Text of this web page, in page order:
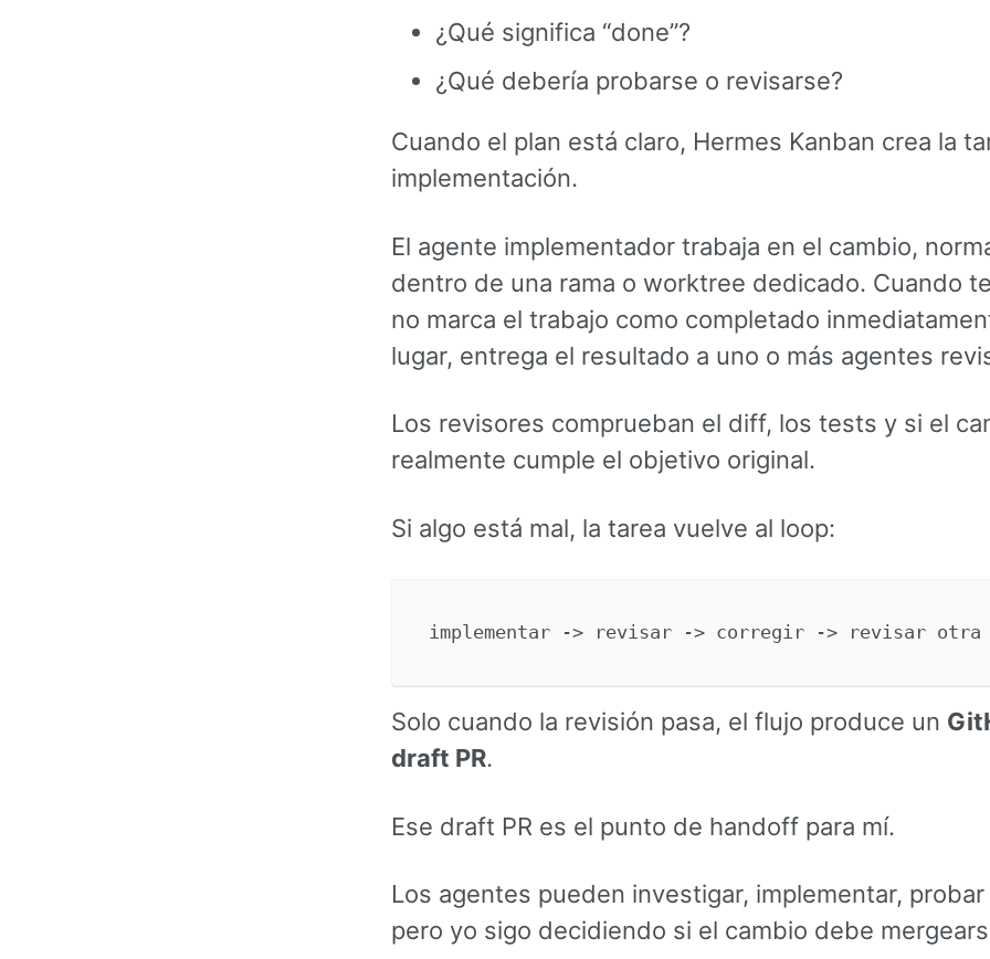
¿Qué significa “done”?
¿Qué debería probarse o revisarse?
Cuando el plan está claro, Hermes Kanban crea la
implementación.
El agente implementador trabaja en el cambio,
dentro de una rama o worktree dedicado. Cuando
no marca el trabajo como completado
lugar, entrega el resultado a uno o más agentes
Los revisores comprueban el diff, los tests y si el
realmente cumple el objetivo original.
Si algo está mal, la tarea vuelve al loop:
Solo cuando la revisión pasa, el flujo produce un
draft PR.
Ese draft PR es el punto de handoff para mí.
Los agentes pueden investigar, implementar,
pero yo sigo decidiendo si el cambio debe